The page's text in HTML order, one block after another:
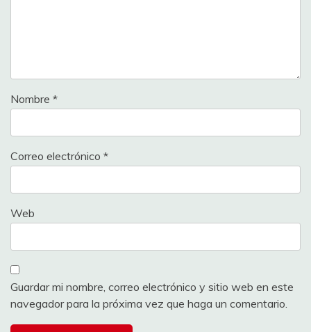
Nombre *
Correo electrónico *
Web
Guardar mi nombre, correo electrónico y sitio web en este
navegador para la próxima vez que haga un comentario.